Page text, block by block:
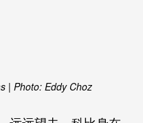
| Photo: Eddy Choz